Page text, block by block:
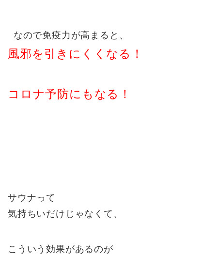
なので免疫力が高まると、
風邪を引きにくくなる！
コロナ予防にもなる！
サウナって
気持ちいだけじゃなくて、
こういう効果があるのが